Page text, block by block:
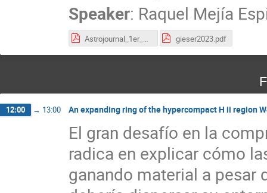
Speaker: Raquel Mejía
Astrojournal_1er_semestre_2025.pdf gieser2023.pdf
12:00 → 13:00 An expanding ring of the hypercompact H ii region
El gran desafío en la
radica en explicar cómo
ganando material a pesar